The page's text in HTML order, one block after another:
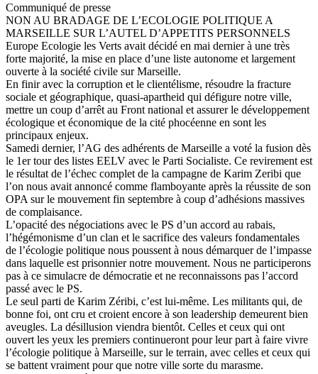
Communiqué de presse
NON AU BRADAGE DE L’ECOLOGIE POLITIQUE A
MARSEILLE SUR L’AUTEL D’APPETITS PERSONNELS
Europe Ecologie les Verts avait décidé en mai dernier à une très
forte majorité, la mise en place d’une liste autonome et largement
ouverte à la société civile sur Marseille.
En finir avec la corruption et le clientélisme, résoudre la fracture
sociale et géographique, quasi-apartheid qui défigure notre ville,
mettre un coup d’arrêt au Front national et assurer le développement
écologique et économique de la cité phocéenne en sont les
principaux enjeux.
Samedi dernier, l’AG des adhérents de Marseille a voté la fusion dès
le 1er tour des listes EELV avec le Parti Socialiste. Ce revirement est
le résultat de l’échec complet de la campagne de Karim Zeribi que
l’on nous avait annoncé comme flamboyante après la réussite de son
OPA sur le mouvement fin septembre à coup d’adhésions massives
de complaisance.
L’opacité des négociations avec le PS d’un accord au rabais,
l’hégémonisme d’un clan et le sacrifice des valeurs fondamentales
de l’écologie politique nous poussent à nous démarquer de l’impasse
dans laquelle est prisonnier notre mouvement. Nous ne participerons
pas à ce simulacre de démocratie et ne reconnaissons pas l’accord
passé avec le PS.
Le seul parti de Karim Zéribi, c’est lui-même. Les militants qui, de
bonne foi, ont cru et croient encore à son leadership demeurent bien
aveugles. La désillusion viendra bientôt. Celles et ceux qui ont
ouvert les yeux les premiers continueront pour leur part à faire vivre
l’écologie politique à Marseille, sur le terrain, avec celles et ceux qui
se battent vraiment pour que notre ville sorte du marasme.